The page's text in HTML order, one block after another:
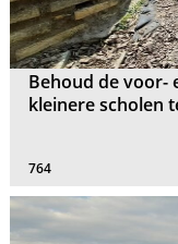
Behoud de voor-
kleinere scholen
764